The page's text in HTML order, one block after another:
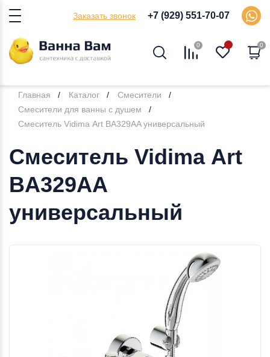
Заказать звонок +7 (929) 551-70-07
0 0
Главная Каталог
Смесители
Смесители для ванны с душем
Смеситель Vidima Аrt BA329AA универсальный
Смеситель Vidima Аrt
BA329AA
универсальный